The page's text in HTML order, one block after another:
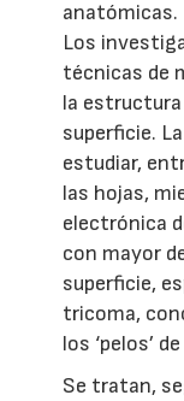
anatómicas.
Los
técnicas de
la
superficie.
estudiar,
las hojas,
electrónica
con mayor
superficie,
tricoma,
los ‘pelos’
Se tratan,